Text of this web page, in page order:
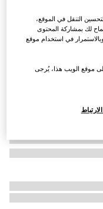
التنقل في الموقع،
لك بمشاركة المحتوى
في استخدام موقع
موقع الويب هذا، يُرجى